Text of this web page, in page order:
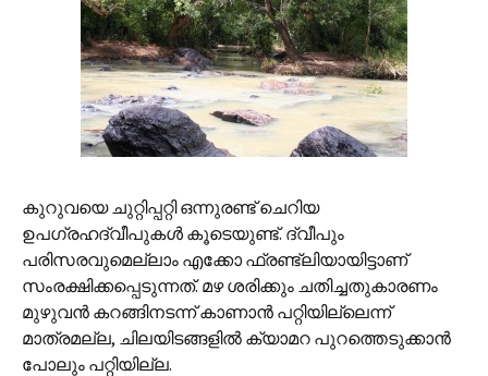
കുറുവയെ ചുറ്റിപ്പറ്റി ഒന്നുരണ്ട് ചെറിയ
ഉപഗ്രഹദ്വീപുകള്‍ കൂടെയുണ്ട്. ദ്വീപും
പരിസരവുമെല്ലാം എക്കോ ഫ്രണ്ട്‌ലിയായിട്ടാണ്
സംരക്ഷിക്കപ്പെടുന്നത്. മഴ ശരിക്കും ചതിച്ചതുകാരണം
മുഴുവന്‍ കറങ്ങിനടന്ന് കാണാന്‍ പറ്റിയില്ലെന്ന്
മാത്രമല്ല, ചിലയിടങ്ങളില്‍ ക്യാമറ പുറത്തെടുക്കാന്‍
പോലും പറ്റിയില്ല.